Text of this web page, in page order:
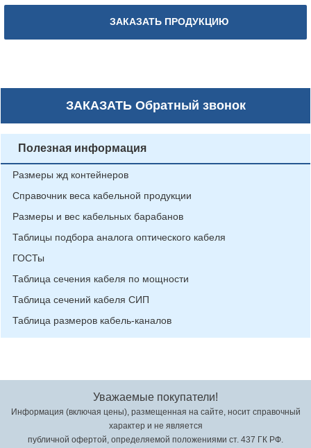
ЗАКАЗАТЬ ПРОДУКЦИЮ
ЗАКАЗАТЬОбратный звонок
Полезная информация
Размеры жд контейнеров
Справочник веса кабельной продукции
Размеры и вес кабельных барабанов
Таблицы подбора аналога оптического кабеля
ГОСТы
Таблица сечения кабеля по мощности
Таблица сечений кабеля СИП
Таблица размеров кабель-каналов
Уважаемые покупатели!
Информация (включая цены), размещенная на сайте, носит справочный
характер и не является
публичной офертой, определяемой положениями ст. 437 ГК РФ.